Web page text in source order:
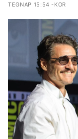
TEGNAP 15:54 -KOR